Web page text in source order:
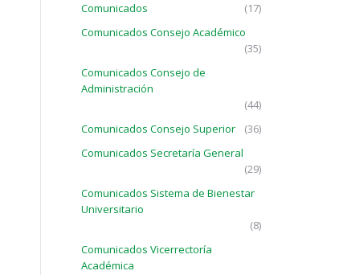
Comunicados
(17)
Comunicados Consejo Académico
(35)
Comunicados Consejo de
Administración
(44)
Comunicados Consejo Superior
(36)
Comunicados Secretaría General
(29)
Comunicados Sistema de Bienestar
Universitario
(8)
Comunicados Vicerrectoría
Académica